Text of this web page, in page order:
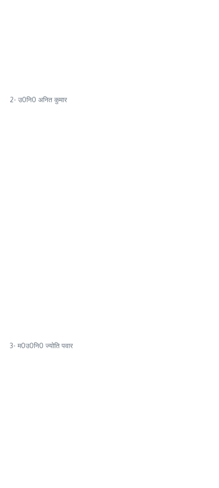
2- उ0नि0 अनित कुमार
3- म0उ0नि0 ज्योति पवार